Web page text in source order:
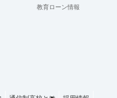
教育ローン情報